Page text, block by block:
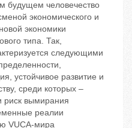
будущем человечество
экономического и
экономики
типа. Так,
следующими
устойчивое развитие и
среди которых –
риск вымирания
реалии
VUCA-мира